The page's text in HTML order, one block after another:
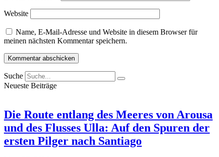
Website
Name, E-Mail-Adresse und Website in diesem Browser für
meinen nächsten Kommentar speichern.
Suche
Neueste Beiträge
Die Route entlang des Meeres von Arousa
und des Flusses Ulla: Auf den Spuren der
ersten Pilger nach Santiago